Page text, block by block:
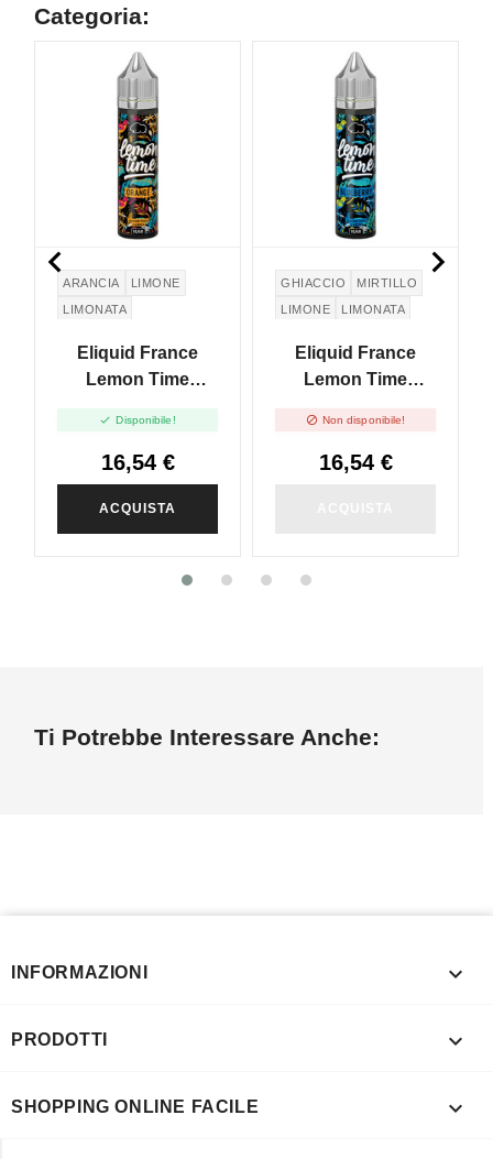
Categoria:
ARANCIA
LIMONE
LIMONATA
Eliquid France
Lemon Time
Shot 10ml
 Disponibile!
16,54 €
ACQUISTA
GHIACCIO
MIRTILLO
LIMONE
LIMONATA
Eliquid France
Lemon Time
Shot 10ml
 Non disponibile!
16,54 €
NON DISPONIBILE
 
Ti Potrebbe Interessare Anche:
INFORMAZIONI 
PRODOTTI 
SHOPPING ONLINE FACILE 